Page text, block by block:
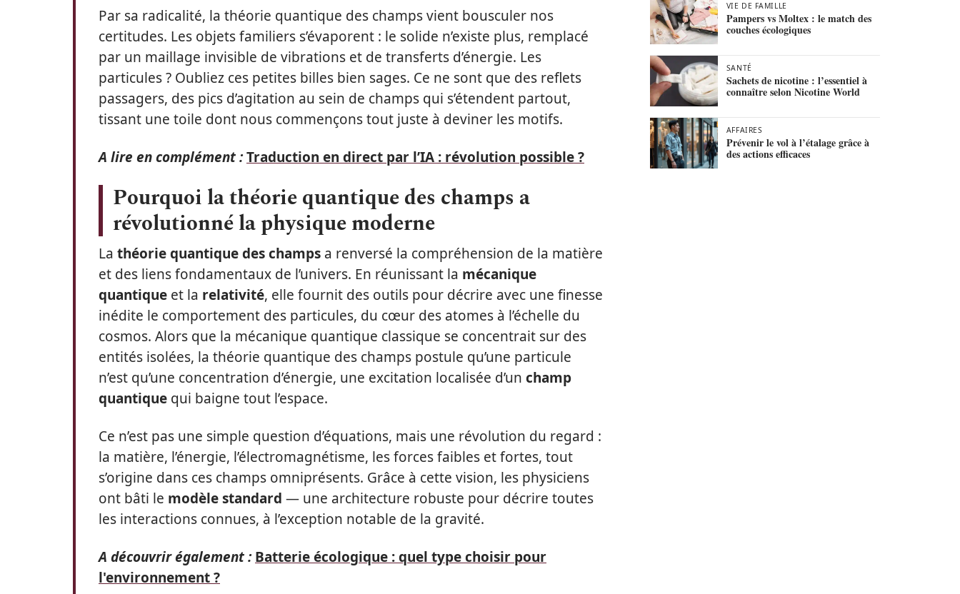
Par sa radicalité, la théorie quantique des champs vient bousculer nos
certitudes. Les objets familiers s’évaporent : le solide n’existe plus, remplacé
par un maillage invisible de vibrations et de transferts d’énergie. Les
particules ? Oubliez ces petites billes bien sages. Ce ne sont que des reflets
passagers, des pics d’agitation au sein de champs qui s’étendent partout,
tissant une toile dont nous commençons tout juste à deviner les motifs.
A lire en complément :Traduction en direct par l’IA : révolution possible ?
Pourquoi la théorie quantique des champs a
révolutionné la physique moderne
La théorie quantique des champs a renversé la compréhension de la matière
et des liens fondamentaux de l’univers. En réunissant la mécanique
quantique et la relativité, elle fournit des outils pour décrire avec une finesse
inédite le comportement des particules, du cœur des atomes à l’échelle du
cosmos. Alors que la mécanique quantique classique se concentrait sur des
entités isolées, la théorie quantique des champs postule qu’une particule
n’est qu’une concentration d’énergie, une excitation localisée d’un champ
quantique qui baigne tout l’espace.
Ce n’est pas une simple question d’équations, mais une révolution du regard :
la matière, l’énergie, l’électromagnétisme, les forces faibles et fortes, tout
s’origine dans ces champs omniprésents. Grâce à cette vision, les physiciens
ont bâti le modèle standard — une architecture robuste pour décrire toutes
les interactions connues, à l’exception notable de la gravité.
A découvrir également : Batterie écologique : quel type choisir pour
l'environnement ?
VIE DE FAMILLE
Pampers vs Moltex : le match des
couches écologiques
SANTÉ
Sachets de nicotine : l’essentiel à
connaître selon Nicotine World
AFFAIRES
Prévenir le vol à l’étalage grâce à
des actions efficaces